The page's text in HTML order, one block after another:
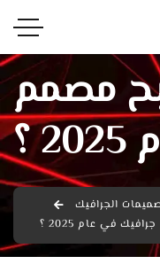
مصمم
؟
الجرافيك
في عام 2025 ؟